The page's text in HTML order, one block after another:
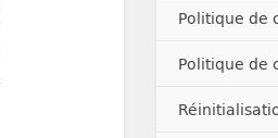
Politique de
Politique de